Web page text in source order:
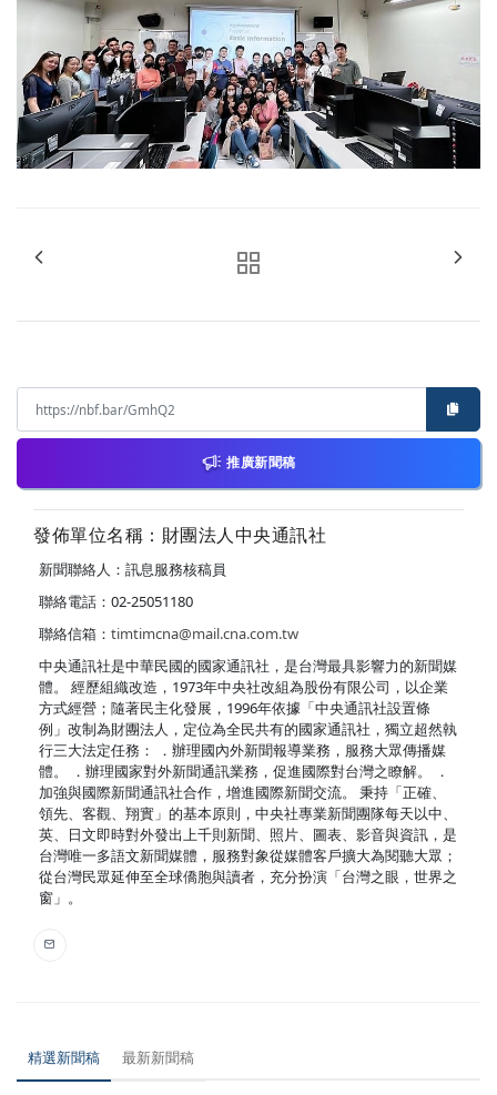
推廣新聞稿
發佈單位名稱：財團法人中央通訊社
新聞聯絡人：訊息服務核稿員
聯絡電話：02-25051180
聯絡信箱： timtimcna@mail.cna.com.tw
中央通訊社是中華民國的國家通訊社，是台灣最具影響力的新聞媒
體。 經歷組織改造，1973年中央社改組為股份有限公司，以企業
方式經營；隨著民主化發展，1996年依據「中央通訊社設置條
例」改制為財團法人，定位為全民共有的國家通訊社，獨立超然執
行三大法定任務： ．辦理國內外新聞報導業務，服務大眾傳播媒
體。 ．辦理國家對外新聞通訊業務，促進國際對台灣之瞭解。 ．
加強與國際新聞通訊社合作，增進國際新聞交流。 秉持「正確、
領先、客觀、翔實」的基本原則，中央社專業新聞團隊每天以中、
英、日文即時對外發出上千則新聞、照片、圖表、影音與資訊，是
台灣唯一多語文新聞媒體，服務對象從媒體客戶擴大為閱聽大眾；
從台灣民眾延伸至全球僑胞與讀者，充分扮演「台灣之眼，世界之
窗」。
精選新聞稿 最新新聞稿